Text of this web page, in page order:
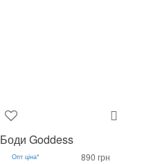
Боди Goddess
Опт ціна* 890 грн